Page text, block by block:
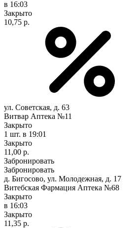
в 16:03
Закрыто
10,75 р.
ул. Советская, д. 63
Витвар Аптека №11
Закрыто
1 шт. в 19:01
Закрыто
11,00 р.
Забронировать
Забронировать
д. Бигосово, ул. Молодежная, д. 17
Витебская Фармация Аптека №68
Закрыто
в 16:03
Закрыто
11,35 р.